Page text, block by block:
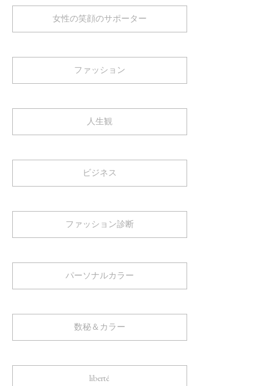
女性の笑顔のサポーター
ファッション
人生観
ビジネス
ファッション診断
パーソナルカラー
数秘＆カラー
liberté